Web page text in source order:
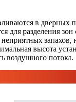
в дверных
для разделения
высота
воздушного потока.